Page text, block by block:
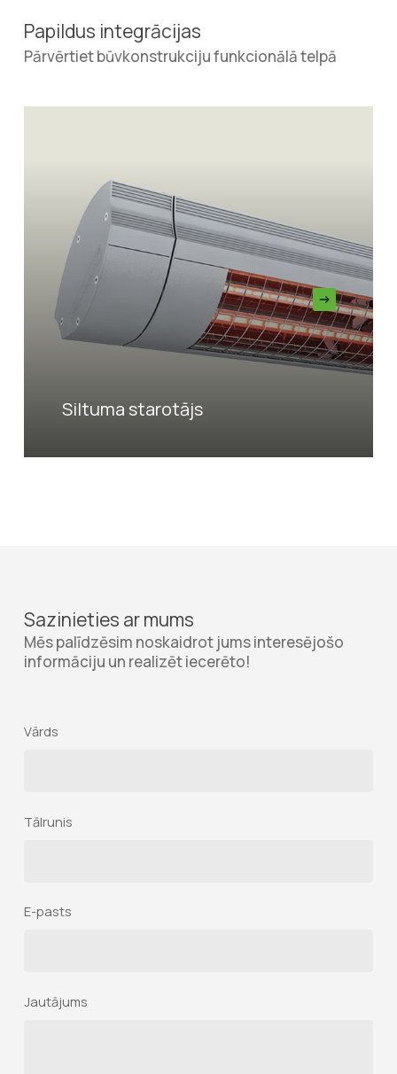
Papildus integrācijas
Pārvērtiet būvkonstrukciju funkcionālā telpā
Siltuma starotājs
Sazinieties ar mums
Mēs palīdzēsim noskaidrot jums interesējošo
informāciju un realizēt iecerēto!
Vārds
Tālrunis
E-pasts
Jautājums